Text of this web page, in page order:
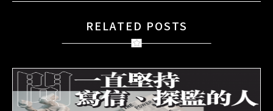
RELATED POSTS